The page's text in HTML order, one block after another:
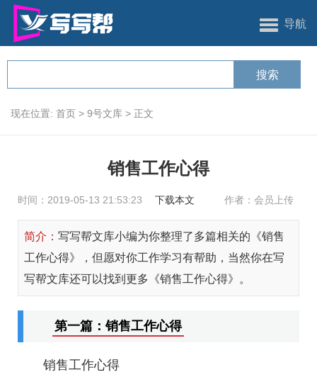
导航
现在位置: 首页 > 9号文库 > 正文
销售工作心得
时间：2019-05-13 21:53:23 下载本文 作者：会员上传
简介： 写写帮文库小编为你整理了多篇相关的《销售
工作心得》，但愿对你工作学习有帮助，当然你在写
写帮文库还可以找到更多《销售工作心得》。
第一篇：销售工作心得
销售工作心得